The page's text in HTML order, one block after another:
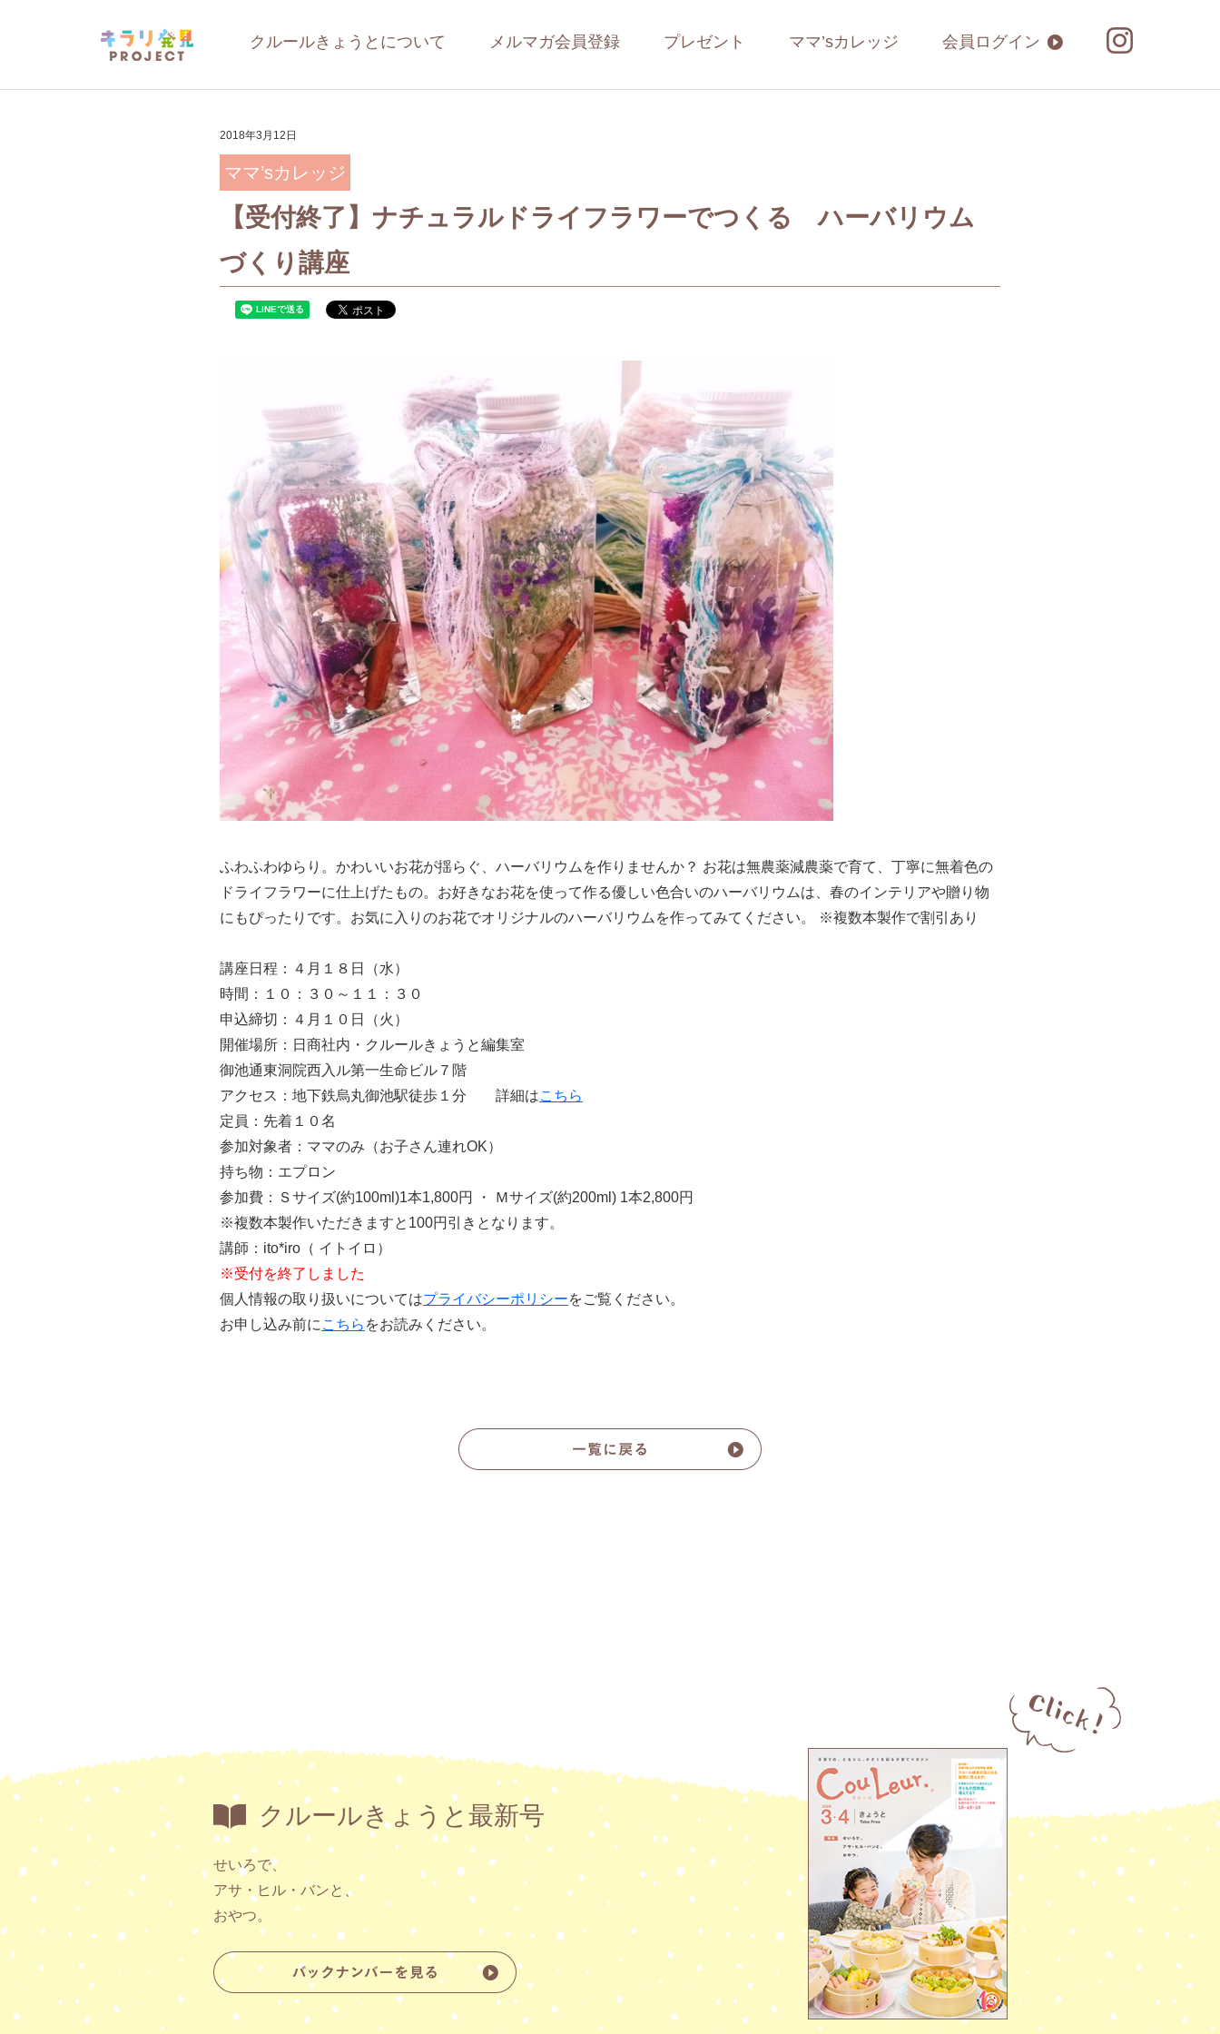
クルールきょうとについて メルマガ会員登録 プレゼント ママ’sカレッジ 会員ログイン
2018年3月12日
ママ’sカレッジ
【受付終了】ナチュラルドライフラワーでつくる ハーバリウム
づくり講座
ふわふわゆらり。かわいいお花が揺らぐ、ハーバリウムを作りませんか？ お花は無農薬減農薬で育て、丁寧に無着色の
ドライフラワーに仕上げたもの。お好きなお花を使って作る優しい色合いのハーバリウムは、春のインテリアや贈り物
にもぴったりです。お気に入りのお花でオリジナルのハーバリウムを作ってみてください。 ※複数本製作で割引あり
講座日程：４月１８日（水）
時間：１０：３０～１１：３０
申込締切：４月１０日（火）
開催場所：日商社内・クルールきょうと編集室
御池通東洞院西入ル第一生命ビル７階
アクセス：地下鉄烏丸御池駅徒歩１分 詳細はこちら
定員：先着１０名
参加対象者：ママのみ（お子さん連れOK）
持ち物：エプロン
参加費：Ｓサイズ(約100ml)1本1,800円 ・ Ｍサイズ(約200ml) 1本2,800円
※複数本製作いただきますと100円引きとなります。
講師：ito*iro（ イトイロ）
※受付を終了しました
個人情報の取り扱いについてはプライバシーポリシーをご覧ください。
お申し込み前に こちら をお読みください。
クルールきょうと最新号
せいろで、
アサ・ヒル・バンと、
おやつ。